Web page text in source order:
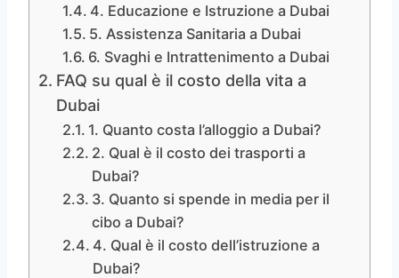
4. Educazione e Istruzione a Dubai
5. Assistenza Sanitaria a Dubai
6. Svaghi e Intrattenimento a Dubai
FAQ su qual è il costo della vita a
Dubai
1. Quanto costa l’alloggio a Dubai?
2. Qual è il costo dei trasporti a
Dubai?
3. Quanto si spende in media per il
cibo a Dubai?
4. Qual è il costo dell’istruzione a
Dubai?